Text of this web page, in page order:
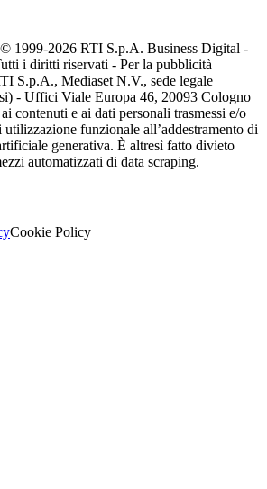
1999-2026 RTI S.p.A. Business Digital -
i diritti riservati - Per la pubblicità
S.p.A., Mediaset N.V., sede legale
- Uffici Viale Europa 46, 20093 Cologno
contenuti e ai dati personali trasmessi e/o
funzionale all’addestramento di
generativa. È altresì fatto divieto
automatizzati di data scraping.
Cookie Policy